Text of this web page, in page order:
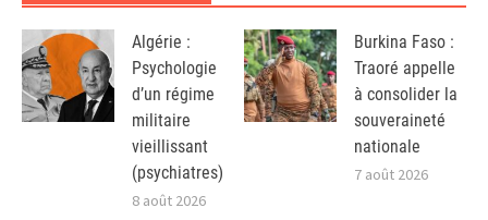
Algérie :
Psychologie
d’un régime
militaire
vieillissant
(psychiatres)
8 août 2026
Burkina Faso :
Traoré appelle
à consolider la
souveraineté
nationale
7 août 2026